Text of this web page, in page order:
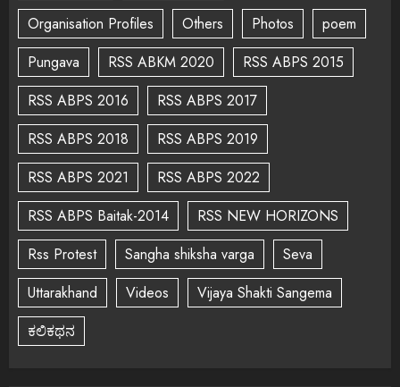
Organisation Profiles
Others Photos
poem
Pungava
RSS ABKM 2020
RSS ABPS 2015
RSS ABPS 2016
RSS ABPS 2017
RSS ABPS 2018
RSS ABPS 2019
RSS ABPS 2021
RSS ABPS 2022
RSS ABPS Baitak-2014
RSS NEW HORIZONS
Rss Protest
Sangha shiksha varga
Seva
Uttarakhand
Videos
Vijaya Shakti Sangema
ಕಲಿಕಥನ